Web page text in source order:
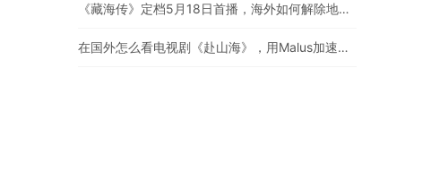
《藏海传》定档5月18日首播，海外如何解除地区限制追剧
在国外怎么看电视剧《赴山海》，用Malus加速器一键解锁地区限制